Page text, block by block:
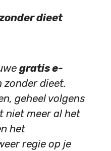
dieet
gratis e-
dieet.
geheel volgens
niet meer al het
het
regie op je